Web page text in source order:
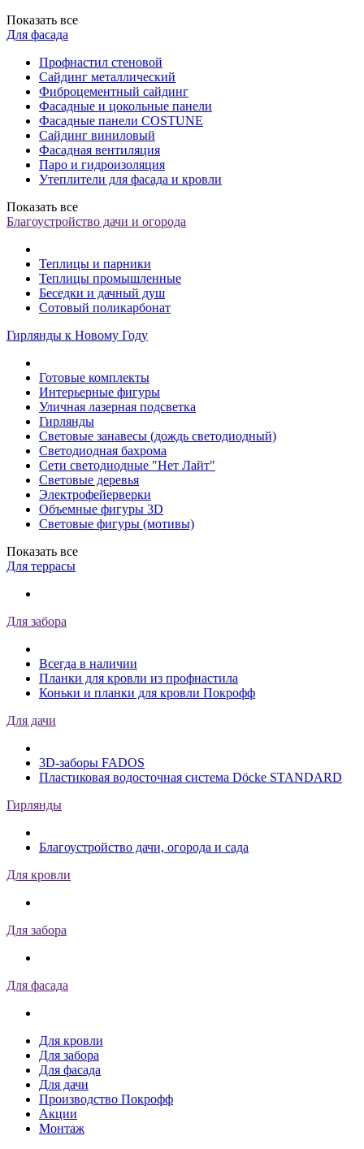
Показать все
Для фасада
Профнастил стеновой
Сайдинг металлический
Фиброцементный сайдинг
Фасадные и цокольные панели
Фасадные панели COSTUNE
Сайдинг виниловый
Фасадная вентиляция
Паро и гидроизоляция
Утеплители для фасада и кровли
Показать все
Благоустройство дачи и огорода
Теплицы и парники
Теплицы промышленные
Беседки и дачный душ
Сотовый поликарбонат
Гирлянды к Новому Году
Готовые комплекты
Интерьерные фигуры
Уличная лазерная подсветка
Гирлянды
Световые занавесы (дождь светодиодный)
Светодиодная бахрома
Сети светодиодные "Нет Лайт"
Световые деревья
Электрофейерверки
Объемные фигуры 3D
Световые фигуры (мотивы)
Показать все
Для террасы
Для забора
Всегда в наличии
Планки для кровли из профнастила
Коньки и планки для кровли Покрофф
Для дачи
3D-заборы FADOS
Пластиковая водосточная система Döcke STANDARD
Гирлянды
Благоустройство дачи, огорода и сада
Для кровли
Для забора
Для фасада
Для кровли
Для забора
Для фасада
Для дачи
Производство Покрофф
Акции
Монтаж